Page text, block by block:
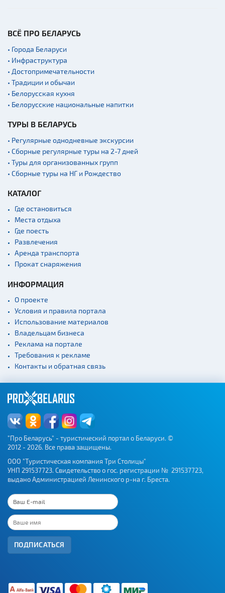
ВСЁ ПРО БЕЛАРУСЬ
• Города Беларуси
• Инфраструктура
• Достопримечательности
• Традиции и обычаи
• Белорусская кухня
• Белорусские национальные напитки
ТУРЫ В БЕЛАРУСЬ
• Регулярные однодневные экскурсии
• Сборные регулярные туры на 2-7 дней
• Туры для организованных групп
• Сборные туры на НГ и Рождество
КАТАЛОГ
Где остановиться
Места отдыха
Где поесть
Развлечения
Аренда транспорта
Прокат снаряжения
ИНФОРМАЦИЯ
О проекте
Условия и правила портала
Использование материалов
Владельцам бизнеса
Реклама на портале
Требования к рекламе
Контакты и обратная связь
"Про Беларусь" - туристический портал о Беларуси. ©
2012 - 2026. Все права защищены.
ООО "Туристическая компания Три Столицы"
УНП 291537723. Свидетельство о гос. регистрации № 291537723,
выдано Администрацией Ленинского р-на г. Бреста.
ПОДПИСАТЬСЯ